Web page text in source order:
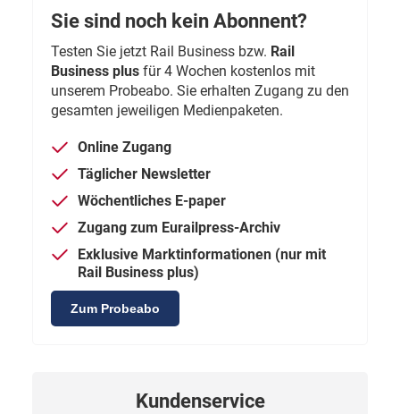
Sie sind noch kein Abonnent?
Testen Sie jetzt Rail Business bzw. Rail
Business plus für 4 Wochen kostenlos mit
unserem Probeabo. Sie erhalten Zugang zu den
gesamten jeweiligen Medienpaketen.
Online Zugang
Täglicher Newsletter
Wöchentliches E-paper
Zugang zum Eurailpress-Archiv
Exklusive Marktinformationen (nur mit
Rail Business plus)
Zum Probeabo
Kundenservice